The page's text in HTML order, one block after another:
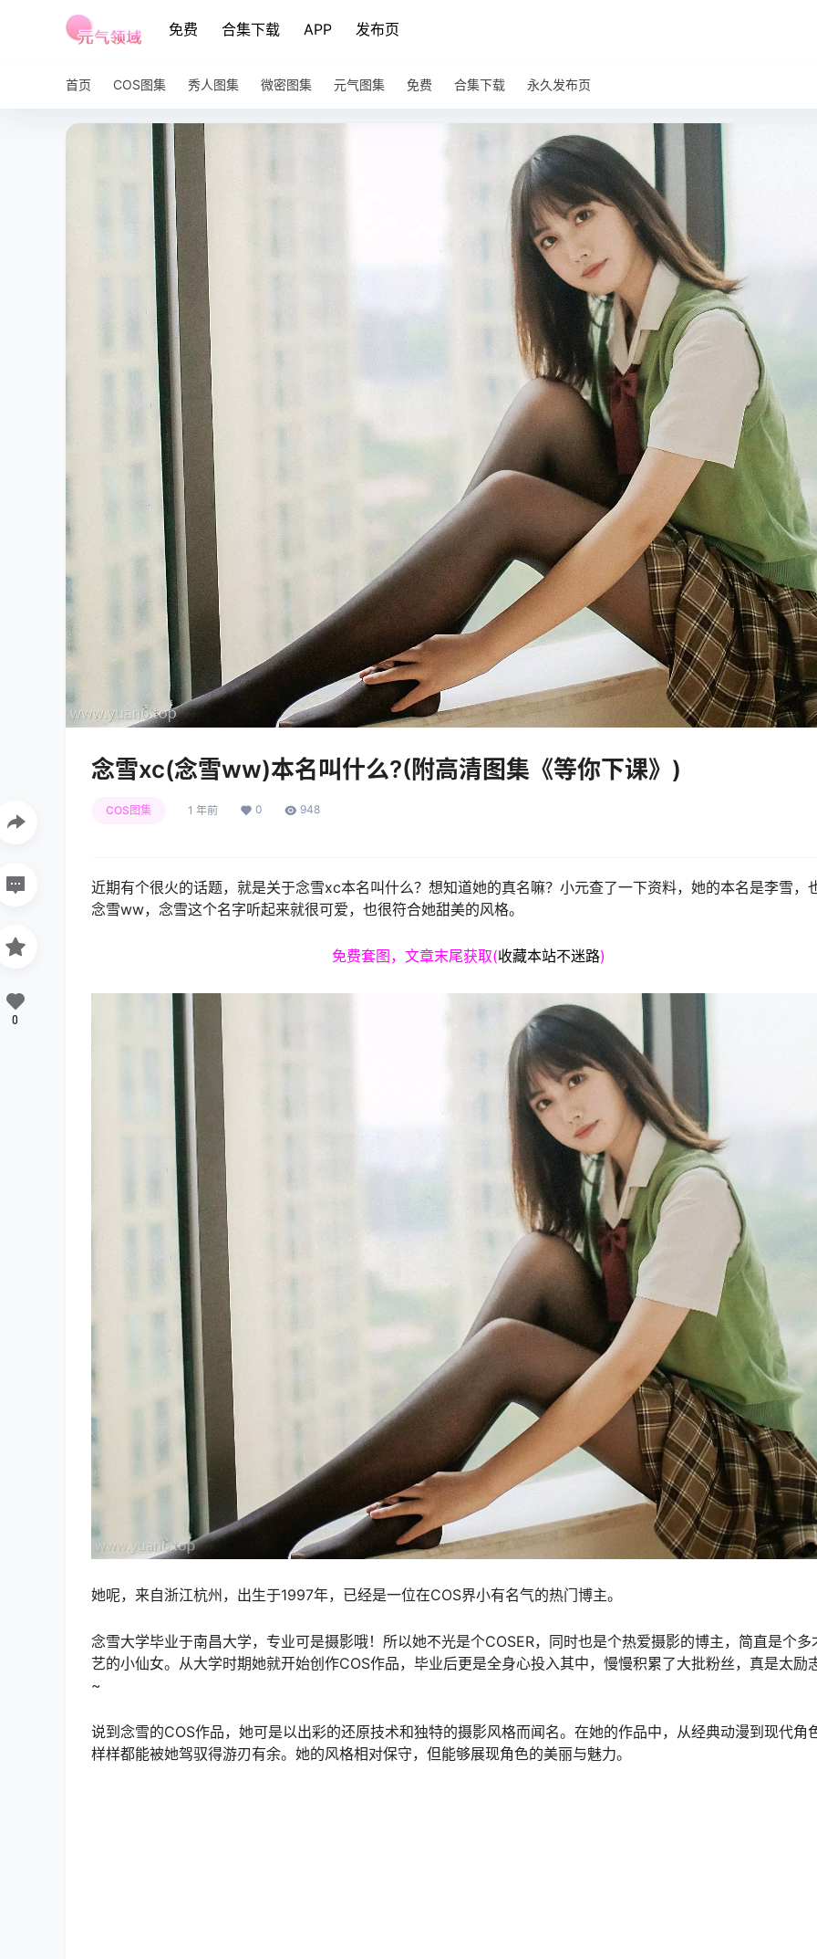
免费 合集下载 APP 发布页
首页 COS图集 秀人图集 微密图集 元气图集 免费 合集下载 永久发布页
念雪xc(念雪ww)本名叫什么?(附高清图集《等你下课》)
COS图集 1 年前 0 948
近期有个很火的话题，就是关于念雪xc本名叫什么？想知道她的真名嘛？小元查了一下资料，她的本名是李雪，
念雪ww，念雪这个名字听起来就很可爱，也很符合她甜美的风格。
免费套图，文章末尾获取(收藏本站不迷路)
她呢，来自浙江杭州，出生于1997年，已经是一位在COS界小有名气的热门博主。
念雪大学毕业于南昌大学，专业可是摄影哦！所以她不光是个COSER，同时也是个热爱摄影的博主，简直是个多
艺的小仙女。从大学时期她就开始创作COS作品，毕业后更是全身心投入其中，慢慢积累了大批粉丝，真是太励
~
说到念雪的COS作品，她可是以出彩的还原技术和独特的摄影风格而闻名。在她的作品中，从经典动漫到现代角色
样样都能被她驾驭得游刃有余。她的风格相对保守，但能够展现角色的美丽与魅力。
0